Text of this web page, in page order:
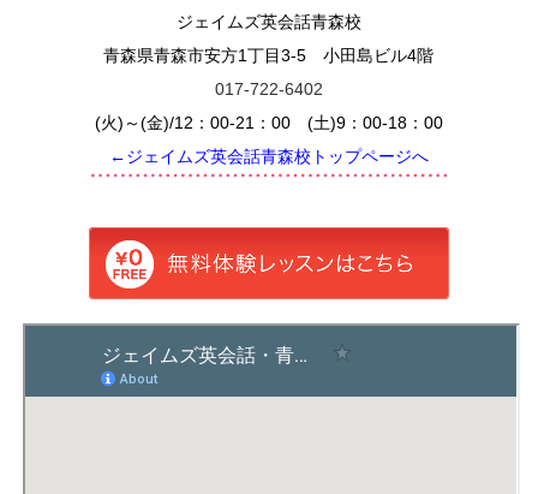
ジェイムズ英会話青森校
青森県青森市安方1丁目3-5 小田島ビル4階
017-722-6402
(火)～(金)/12：00-21：00 (土)9：00-18：00
←ジェイムズ英会話青森校トップページへ